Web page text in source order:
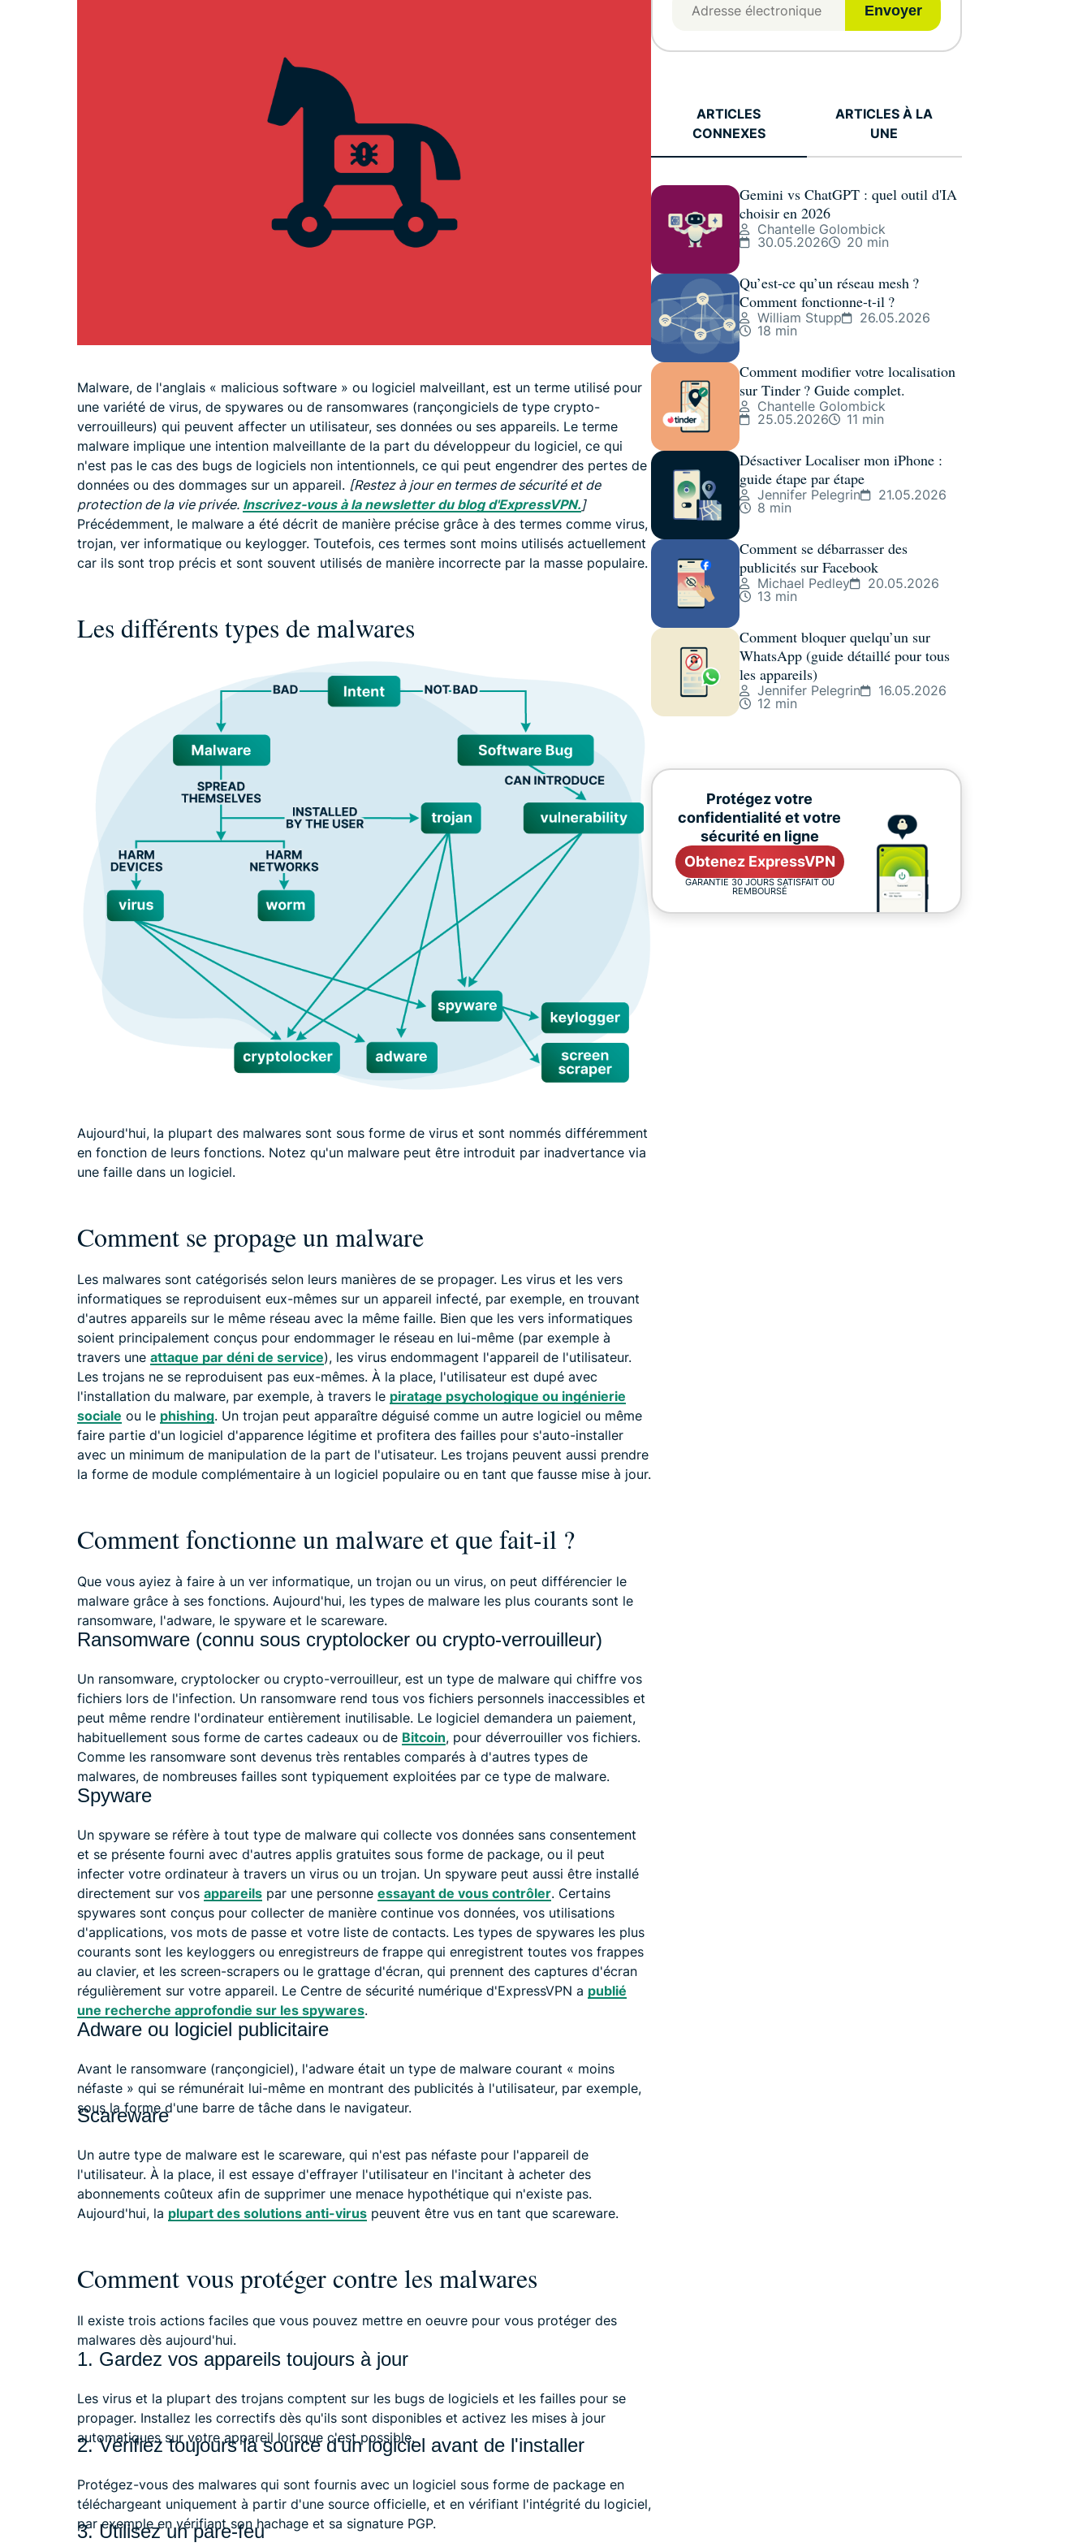
Malware, de l'anglais « malicious software » ou logiciel malveillant, est un terme utilisé pour
une variété de virus, de spywares ou de ransomwares (rançongiciels de type crypto-
verrouilleurs) qui peuvent affecter un utilisateur, ses données ou ses appareils. Le terme
malware implique une intention malveillante de la part du développeur du logiciel, ce qui
n'est pas le cas des bugs de logiciels non intentionnels, ce qui peut engendrer des pertes de
données ou des dommages sur un appareil. [Restez à jour en termes de sécurité et de
protection de la vie privée. Inscrivez-vous à la newsletter du blog d'ExpressVPN.]
Précédemment, le malware a été décrit de manière précise grâce à des termes comme virus,
trojan, ver informatique ou keylogger. Toutefois, ces termes sont moins utilisés actuellement
car ils sont trop précis et sont souvent utilisés de manière incorrecte par la masse populaire.
Les différents types de malwares
Aujourd'hui, la plupart des malwares sont sous forme de virus et sont nommés différemment
en fonction de leurs fonctions. Notez qu'un malware peut être introduit par inadvertance via
une faille dans un logiciel.
Comment se propage un malware
Les malwares sont catégorisés selon leurs manières de se propager. Les virus et les vers
informatiques se reproduisent eux-mêmes sur un appareil infecté, par exemple, en trouvant
d'autres appareils sur le même réseau avec la même faille. Bien que les vers informatiques
soient principalement conçus pour endommager le réseau en lui-même (par exemple à
travers une attaque par déni de service), les virus endommagent l'appareil de l'utilisateur.
Les trojans ne se reproduisent pas eux-mêmes. À la place, l'utilisateur est dupé avec
l'installation du malware, par exemple, à travers le piratage psychologique ou ingénierie
sociale ou le phishing. Un trojan peut apparaître déguisé comme un autre logiciel ou même
faire partie d'un logiciel d'apparence légitime et profitera des failles pour s'auto-installer
avec un minimum de manipulation de la part de l'utisateur. Les trojans peuvent aussi prendre
la forme de module complémentaire à un logiciel populaire ou en tant que fausse mise à jour.
Comment fonctionne un malware et que fait-il ?
Que vous ayiez à faire à un ver informatique, un trojan ou un virus, on peut différencier le
malware grâce à ses fonctions. Aujourd'hui, les types de malware les plus courants sont le
ransomware, l'adware, le spyware et le scareware.
Ransomware (connu sous cryptolocker ou crypto-verrouilleur)
Un ransomware, cryptolocker ou crypto-verrouilleur, est un type de malware qui chiffre vos
fichiers lors de l'infection. Un ransomware rend tous vos fichiers personnels inaccessibles et
peut même rendre l'ordinateur entièrement inutilisable. Le logiciel demandera un paiement,
habituellement sous forme de cartes cadeaux ou de Bitcoin, pour déverrouiller vos fichiers.
Comme les ransomware sont devenus très rentables comparés à d'autres types de
malwares, de nombreuses failles sont typiquement exploitées par ce type de malware.
Spyware
Un spyware se réfère à tout type de malware qui collecte vos données sans consentement
et se présente fourni avec d'autres applis gratuites sous forme de package, ou il peut
infecter votre ordinateur à travers un virus ou un trojan. Un spyware peut aussi être installé
directement sur vos appareils par une personne essayant de vous contrôler. Certains
spywares sont conçus pour collecter de manière continue vos données, vos utilisations
d'applications, vos mots de passe et votre liste de contacts. Les types de spywares les plus
courants sont les keyloggers ou enregistreurs de frappe qui enregistrent toutes vos frappes
au clavier, et les screen-scrapers ou le grattage d'écran, qui prennent des captures d'écran
régulièrement sur votre appareil. Le Centre de sécurité numérique d'ExpressVPN a publié
une recherche approfondie sur les spywares.
Adware ou logiciel publicitaire
Avant le ransomware (rançongiciel), l'adware était un type de malware courant « moins
néfaste » qui se rémunérait lui-même en montrant des publicités à l'utilisateur, par exemple,
sous la forme d'une barre de tâche dans le navigateur.
Scareware
Un autre type de malware est le scareware, qui n'est pas néfaste pour l'appareil de
l'utilisateur. À la place, il est essaye d'effrayer l'utilisateur en l'incitant à acheter des
abonnements coûteux afin de supprimer une menace hypothétique qui n'existe pas.
Aujourd'hui, la plupart des solutions anti-virus peuvent être vus en tant que scareware.
Comment vous protéger contre les malwares
Il existe trois actions faciles que vous pouvez mettre en oeuvre pour vous protéger des
malwares dès aujourd'hui.
1. Gardez vos appareils toujours à jour
Les virus et la plupart des trojans comptent sur les bugs de logiciels et les failles pour se
propager. Installez les correctifs dès qu'ils sont disponibles et activez les mises à jour
automatiques sur votre appareil lorsque c'est possible.
2. Vérifiez toujours la source d'un logiciel avant de l'installer
Protégez-vous des malwares qui sont fournis avec un logiciel sous forme de package en
téléchargeant uniquement à partir d'une source officielle, et en vérifiant l'intégrité du logiciel,
par exemple en vérifiant son hachage et sa signature PGP.
3. Utilisez un pare-feu
Envoyer
ARTICLES
CONNEXES
ARTICLES À LA
UNE
Gemini vs ChatGPT : quel outil d'IA
choisir en 2026
Chantelle Golombick
30.05.2026
20 min
Qu’est-ce qu’un réseau mesh ?
Comment fonctionne-t-il ?
William Stupp
26.05.2026
18 min
Comment modifier votre localisation
sur Tinder ? Guide complet.
Chantelle Golombick
25.05.2026
11 min
Désactiver Localiser mon iPhone :
guide étape par étape
Jennifer Pelegrin
21.05.2026
8 min
Comment se débarrasser des
publicités sur Facebook
Michael Pedley
20.05.2026
13 min
Comment bloquer quelqu’un sur
WhatsApp (guide détaillé pour tous
les appareils)
Jennifer Pelegrin
16.05.2026
12 min
Protégez votre
confidentialité et votre
sécurité en ligne
Obtenez ExpressVPN
GARANTIE 30 JOURS SATISFAIT OU
REMBOURSÉ